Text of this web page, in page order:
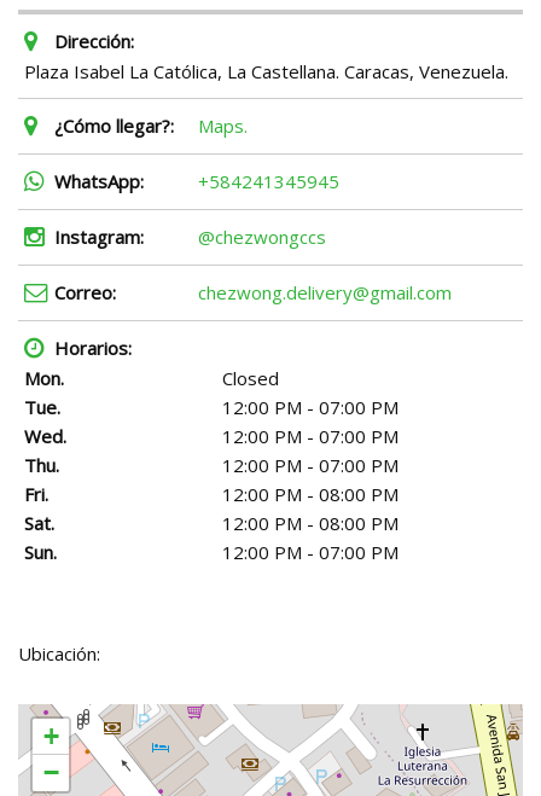
Dirección:
Plaza Isabel La Católica, La Castellana. Caracas, Venezuela.
¿Cómo llegar?: Maps.
WhatsApp: +584241345945
Instagram: @chezwongccs
Correo: chezwong.delivery@gmail.com
Horarios:
Mon.
Closed
Tue.
12:00 PM - 07:00 PM
Wed.
12:00 PM - 07:00 PM
Thu.
12:00 PM - 07:00 PM
Fri.
12:00 PM - 08:00 PM
Sat.
12:00 PM - 08:00 PM
Sun.
12:00 PM - 07:00 PM
Ubicación:
+
−